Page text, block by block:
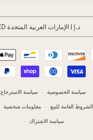
AED د.إ | الإمارات العربية المتحدة
سياسة الاسترجاع سياسة الخصوصية
معلومات شخصية الشروط العامة للبيع
سياسة الاشتراك